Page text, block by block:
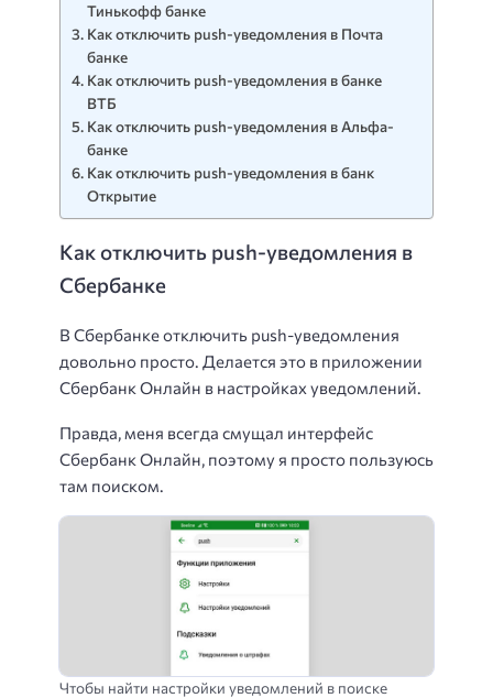
Тинькофф банке
Как отключить push-уведомления в Почта
банке
Как отключить push-уведомления в банке
ВТБ
Как отключить push-уведомления в Альфа-
банке
Как отключить push-уведомления в банк
Открытие
Как отключить push-уведомления в
Сбербанке
В Сбербанке отключить push-уведомления
довольно просто. Делается это в приложении
Сбербанк Онлайн в настройках уведомлений.
Правда, меня всегда смущал интерфейс
Сбербанк Онлайн, поэтому я просто пользуюсь
там поиском.
Чтобы найти настройки уведомлений в поиске